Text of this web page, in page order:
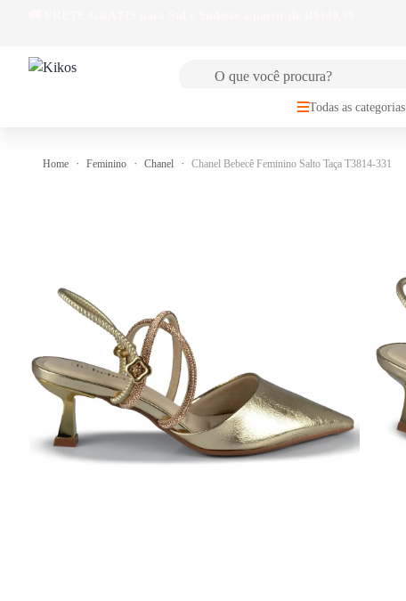
Todas as categorias
Home Feminino Chanel Chanel Bebecê Feminino Salto Taça T3814-331